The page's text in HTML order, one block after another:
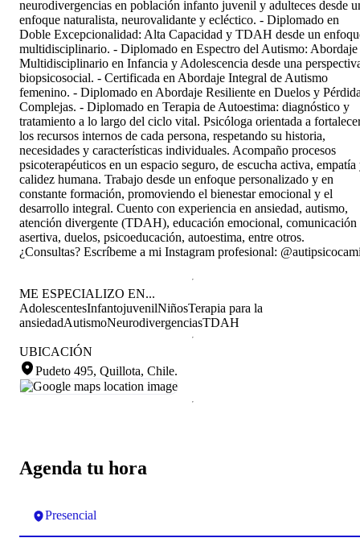
Agenda tu hora
Presencial
neurodivergencias en población infanto juvenil y adulteces desde
enfoque naturalista, neurovalidante y ecléctico. - Diplomado en
Doble Excepcionalidad: Alta Capacidad y TDAH desde un
multidisciplinario. - Diplomado en Espectro del Autismo: Abordaje
Multidisciplinario en Infancia y Adolescencia desde una
biopsicosocial. - Certificada en Abordaje Integral de Autismo
femenino. - Diplomado en Abordaje Resiliente en Duelos y
Complejas. - Diplomado en Terapia de Autoestima: diagnóstico y
tratamiento a lo largo del ciclo vital. Psicóloga orientada a
los recursos internos de cada persona, respetando su historia,
necesidades y características individuales. Acompaño procesos
psicoterapéuticos en un espacio seguro, de escucha activa, empatía
calidez humana. Trabajo desde un enfoque personalizado y en
constante formación, promoviendo el bienestar emocional y el
desarrollo integral. Cuento con experiencia en ansiedad, autismo,
atención divergente (TDAH), educación emocional, comunicación
asertiva, duelos, psicoeducación, autoestima, entre otros.
¿Consultas? Escríbeme a mi Instagram profesional:
ME ESPECIALIZO EN...
AdolescentesInfantojuvenilNiñosTerapia para la
ansiedadAutismoNeurodivergenciasTDAH
UBICACIÓN
Pudeto 495, Quillota, Chile.